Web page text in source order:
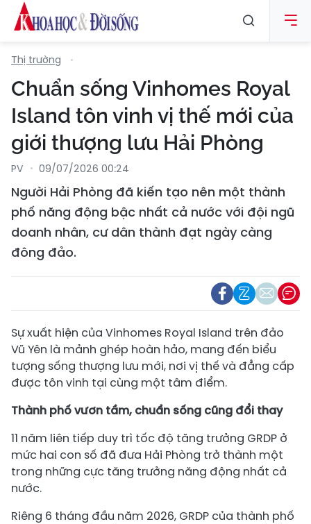
Thị trường
Chuẩn sống Vinhomes Royal
Island tôn vinh vị thế mới của
giới thượng lưu Hải Phòng
PV 09/07/2026 00:24
Người Hải Phòng đã kiến tạo nên một thành
phố năng động bậc nhất cả nước với đội ngũ
doanh nhân, cư dân thành đạt ngày càng
đông đảo.
Sự xuất hiện của Vinhomes Royal Island trên đảo
Vũ Yên là mảnh ghép hoàn hảo, mang đến biểu
tượng sống thượng lưu mới, nơi vị thế và đẳng cấp
được tôn vinh tại cùng một tâm điểm.
Thành phố vươn tầm, chuẩn sống cũng đổi thay
11 năm liên tiếp duy trì tốc độ tăng trưởng GRDP ở
mức hai con số đã đưa Hải Phòng trở thành một
trong những cực tăng trưởng năng động nhất cả
nước.
Riêng 6 tháng đầu năm 2026, GRDP của thành phố